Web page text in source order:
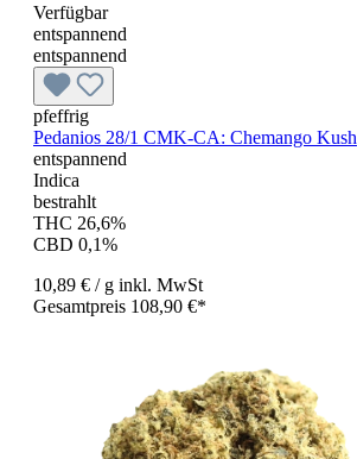
Verfügbar
entspannend
entspannend
pfeffrig
Pedanios 28/1 CMK-CA: Chemango Kush
entspannend
Indica
bestrahlt
THC 26,6%
CBD 0,1%
10,89 € / g inkl. MwSt
Gesamtpreis 108,90 €*